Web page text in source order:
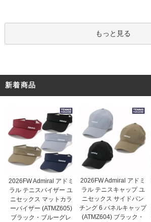
もっと見る
新着商品
2026FW Admiral アドミ
ラル テニスバイザー ユ
ニセックス マットカラ
ーバイザー (ATMZ605)
ブラック・ブルーグレ
2026FW Admiral アドミ
ラル テニスキャップ ユ
ニセックス サイドパン
チング 6 パネルキャップ
(ATMZ604) ブラック・